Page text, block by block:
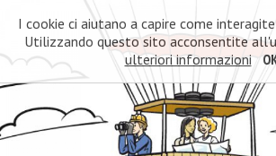
I cookie ci aiutano a capire come
Utilizzando questo sito acconsentite
ulteriori informazioni